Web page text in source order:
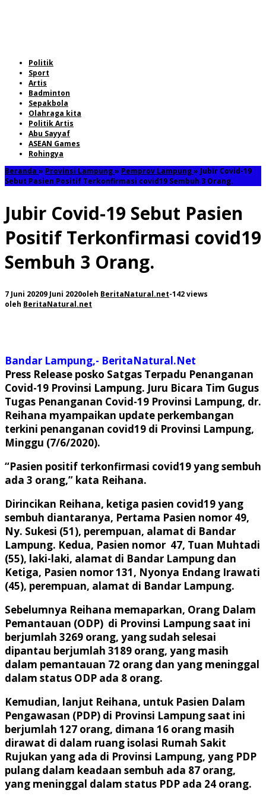
Politik
Sport
Artis
Badminton
Sepakbola
Olahraga kita
Politik Artis
Abu Sayyaf
ASEAN Games
Rohingya
Beranda » Provinsi Lampung» Pemprov Lampung» Jubir Covid-19
Sebut Pasien Positif Terkonfirmasi covid19 Sembuh 3 Orang.
Jubir Covid-19 Sebut Pasien
Positif Terkonfirmasi covid19
Sembuh 3 Orang.
7 Juni 20209 Juni 2020oleh BeritaNatural.net-142 views
oleh BeritaNatural.net
Bandar Lampung,- BeritaNatural.Net
Press Release posko Satgas Terpadu Penanganan
Covid-19 Provinsi Lampung. Juru Bicara Tim Gugus
Tugas Penanganan Covid-19 Provinsi Lampung, dr.
Reihana myampaikan update perkembangan
terkini penanganan covid19 di Provinsi Lampung,
Minggu (7/6/2020).
“Pasien positif terkonfirmasi covid19 yang sembuh
ada 3 orang,” kata Reihana.
Dirincikan Reihana, ketiga pasien covid19 yang
sembuh diantaranya, Pertama Pasien nomor 49,
Ny. Sukesi (51), perempuan, alamat di Bandar
Lampung. Kedua, Pasien nomor 47, Tuan Muhtadi
(55), laki-laki, alamat di Bandar Lampung dan
Ketiga, Pasien nomor 131, Nyonya Endang Irawati
(45), perempuan, alamat di Bandar Lampung.
Sebelumnya Reihana memaparkan, Orang Dalam
Pemantauan (ODP) di Provinsi Lampung saat ini
berjumlah 3269 orang, yang sudah selesai
dipantau berjumlah 3189 orang, yang masih
dalam pemantauan 72 orang dan yang meninggal
dalam status ODP ada 8 orang.
Kemudian, lanjut Reihana, untuk Pasien Dalam
Pengawasan (PDP) di Provinsi Lampung saat ini
berjumlah 127 orang, dimana 16 orang masih
dirawat di dalam ruang isolasi Rumah Sakit
Rujukan yang ada di Provinsi Lampung, yang PDP
pulang dalam keadaan sembuh ada 87 orang,
yang meninggal dalam status PDP ada 24 orang.